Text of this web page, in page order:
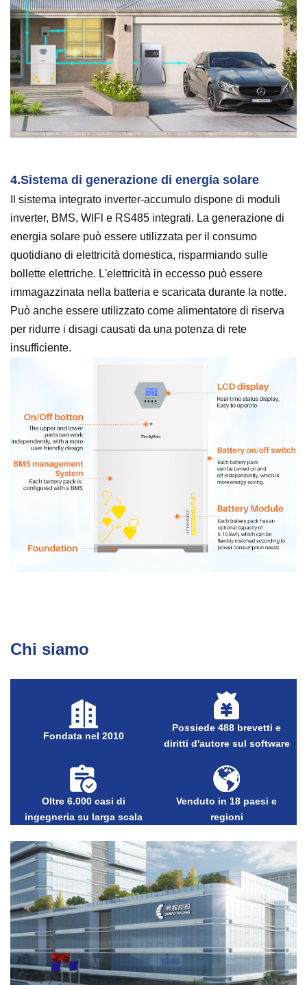
4.Sistema di generazione di energia solare
Il sistema integrato inverter-accumulo dispone di moduli
inverter, BMS, WlFl e RS485 integrati. La generazione di
energia solare può essere utilizzata per il consumo
quotidiano di elettricità domestica, risparmiando sulle
bollette elettriche. L'elettricità in eccesso può essere
immagazzinata nella batteria e scaricata durante la notte.
Può anche essere utilizzato come alimentatore di riserva
per ridurre i disagi causati da una potenza di rete
insufficiente.
Chi siamo
Fondata nel 2010
Possiede 488 brevetti e
diritti d'autore sul software
Oltre 6.000 casi di
ingegneria su larga scala
Venduto in 18 paesi e
regioni